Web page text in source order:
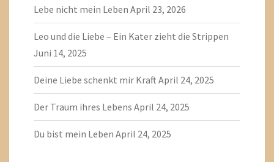
Lebe nicht mein Leben April 23, 2026
Leo und die Liebe – Ein Kater zieht die Strippen
Juni 14, 2025
Deine Liebe schenkt mir KraftApril 24, 2025
Der Traum ihres Lebens April 24, 2025
Du bist mein Leben April 24, 2025